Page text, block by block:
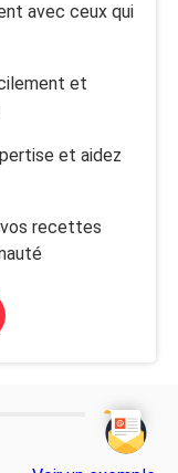
avec ceux qui
et
et aidez
recettes